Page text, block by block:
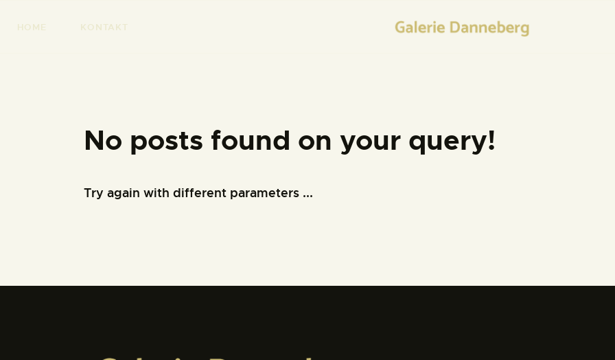
HOME KONTAKT
No posts found on your query!
Try again with different parameters ...